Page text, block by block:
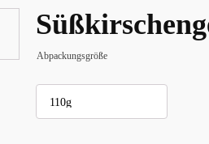
Abpackungsgröße